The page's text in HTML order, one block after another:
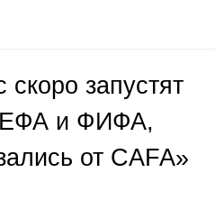
запустят
и ФИФА,
от CAFA»